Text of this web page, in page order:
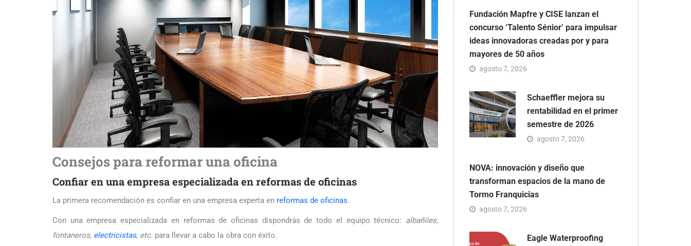
Consejos para reformar una oficina
Confiar en una empresa especializada en reformas de oficinas
La primera recomendación es confiar en una empresa experta en reformas de oficinas.
Con una empresa especializada en reformas de oficinas dispondrás de todo el equipo técnico: albañiles,
fontaneros, electricistas, etc. para llevar a cabo la obra con éxito.
Fundación Mapfre y CISE lanzan el
concurso ‘Talento Sénior’ para impulsar
ideas innovadoras creadas por y para
mayores de 50 años
agosto 7, 2026
Schaeffler mejora su
rentabilidad en el primer
semestre de 2026
agosto 7, 2026
NOVA: innovación y diseño que
transforman espacios de la mano de
Tormo Franquicias
agosto 7, 2026
Eagle Waterproofing